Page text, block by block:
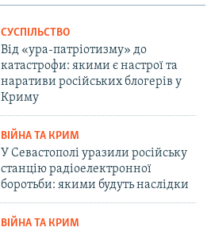
СУСПІЛЬСТВО
Від «ура-патріотизму» до
катастрофи: якими є настрої та
наративи російських блогерів у
Криму
ВІЙНА ТА КРИМ
У Севастополі уразили російську
станцію радіоелектронної
боротьби: якими будуть наслідки
ВІЙНА ТА КРИМ